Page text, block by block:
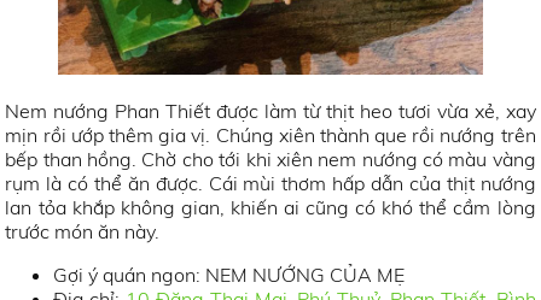
Nem nướng Phan Thiết được làm từ thịt heo tươi vừa xẻ, xay
mịn rồi ướp thêm gia vị. Chúng xiên thành que rồi nướng trên
bếp than hồng. Chờ cho tới khi xiên nem nướng có màu vàng
rụm là có thể ăn được. Cái mùi thơm hấp dẫn của thịt nướng
lan tỏa khắp không gian, khiến ai cũng có khó thể cầm lòng
trước món ăn này.
Gợi ý quán ngon: NEM NƯỚNG CỦA MẸ